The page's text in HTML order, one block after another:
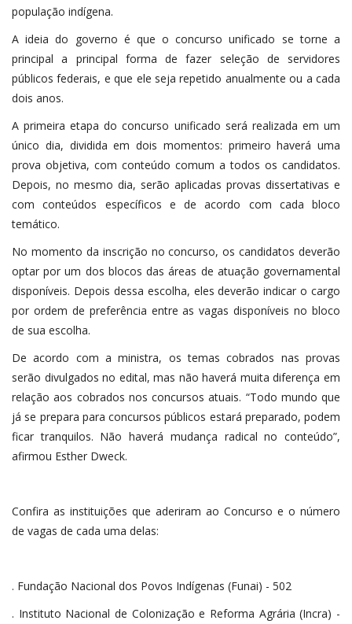
população indígena.
A ideia do governo é que o concurso unificado se torne a
principal a principal forma de fazer seleção de servidores
públicos federais, e que ele seja repetido anualmente ou a cada
dois anos.
A primeira etapa do concurso unificado será realizada em um
único dia, dividida em dois momentos: primeiro haverá uma
prova objetiva, com conteúdo comum a todos os candidatos.
Depois, no mesmo dia, serão aplicadas provas dissertativas e
com conteúdos específicos e de acordo com cada bloco
temático.
No momento da inscrição no concurso, os candidatos deverão
optar por um dos blocos das áreas de atuação governamental
disponíveis. Depois dessa escolha, eles deverão indicar o cargo
por ordem de preferência entre as vagas disponíveis no bloco
de sua escolha.
De acordo com a ministra, os temas cobrados nas provas
serão divulgados no edital, mas não haverá muita diferença em
relação aos cobrados nos concursos atuais. “Todo mundo que
já se prepara para concursos públicos estará preparado, podem
ficar tranquilos. Não haverá mudança radical no conteúdo”,
afirmou Esther Dweck.
Confira as instituições que aderiram ao Concurso e o número
de vagas de cada uma delas:
. Fundação Nacional dos Povos Indígenas (Funai) - 502
. Instituto Nacional de Colonização e Reforma Agrária (Incra) -